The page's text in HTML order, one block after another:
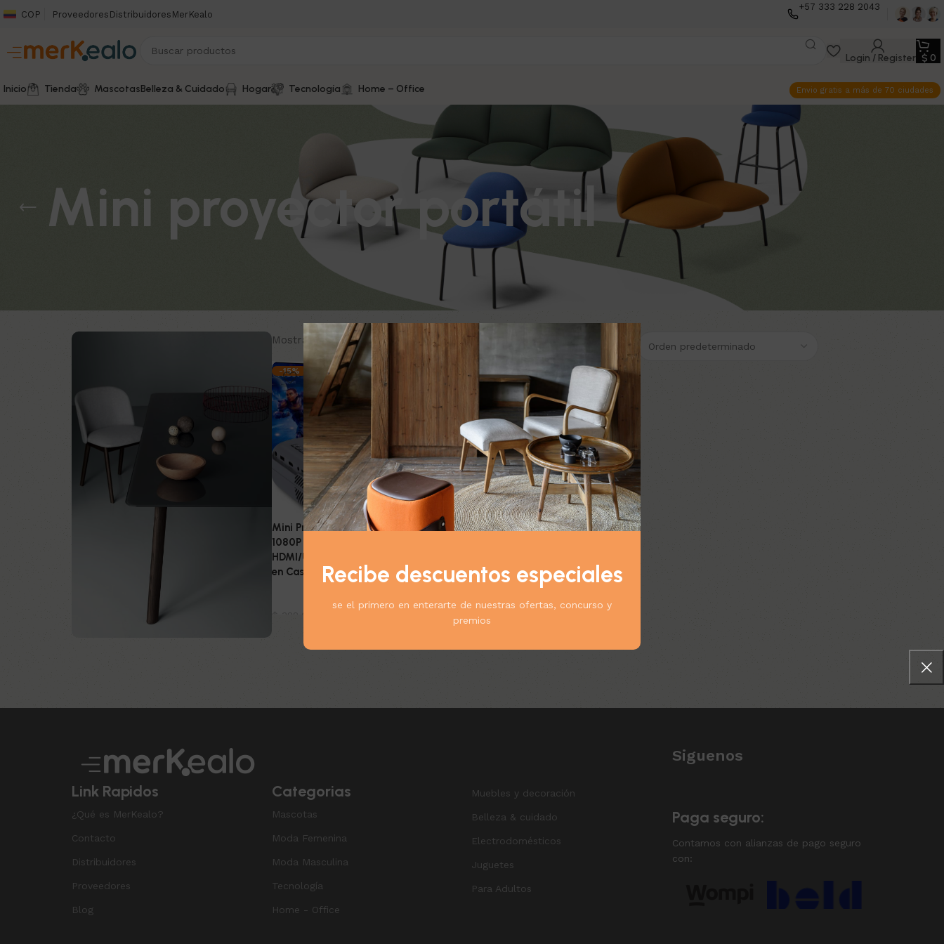
Recibe descuentos especiales
se el primero en enterarte de nuestras ofertas, concurso y
premios
COP Proveedores Distribuidores MerKealo
+57 333 228 2043
Login / Register $ 0
Inicio Tienda MascotasBelleza & Cuidado Hogar Tecnología Home – Office Envio gratis a más de 70 ciudades
Mini proyector portátil
Mostrando el único resultado
-15%
Mini Proyector Portátil
1080P – Con Bluetooth,
HDMI/USB Ideal para Cine
en Casa y Exterior
Link Rapidos
¿Qué es MerKealo?
Contacto
Distribuidores
Proveedores
Blog
Categorias
Mascotas
Moda Femenina
Moda Masculina
Tecnología
Home - Office
Muebles y decoración
Belleza & cuidado
Electrodomésticos
Juguetes
Para Adultos
Siguenos
Paga seguro:
Contamos con alianzas de pago seguro
con: